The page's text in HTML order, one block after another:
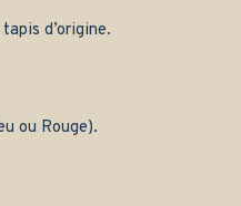
d’origine.
ou Rouge).